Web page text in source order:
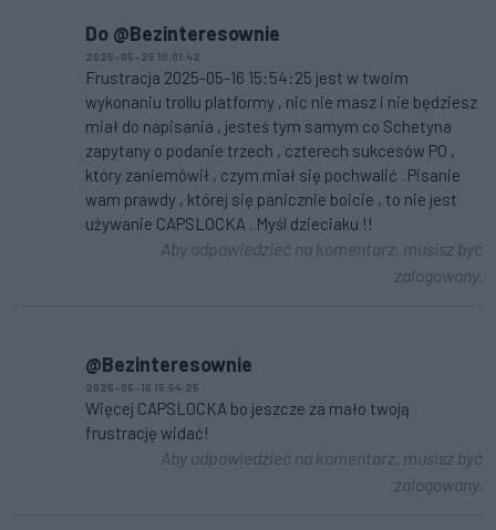
Do @Bezinteresownie
2025-05-25 10:01:42
Frustracja 2025-05-16 15:54:25 jest w twoim
wykonaniu trollu platformy , nic nie masz i nie będziesz
miał do napisania , jesteś tym samym co Schetyna
zapytany o podanie trzech , czterech sukcesów PO ,
który zaniemówił , czym miał się pochwalić . Pisanie
wam prawdy , której się panicznie boicie , to nie jest
używanie CAPSLOCKA . Myśl dzieciaku !!
Aby odpowiedzieć na komentarz, musisz być
zalogowany.
@Bezinteresownie
2025-05-16 15:54:25
Więcej CAPSLOCKA bo jeszcze za mało twoją
frustrację widać!
Aby odpowiedzieć na komentarz, musisz być
zalogowany.